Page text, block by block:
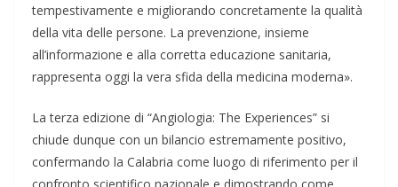
tempestivamente e migliorando concretamente la qualità
della vita delle persone. La prevenzione, insieme
all’informazione e alla corretta educazione sanitaria,
rappresenta oggi la vera sfida della medicina moderna».
La terza edizione di “Angiologia: The Experiences” si
chiude dunque con un bilancio estremamente positivo,
confermando la Calabria come luogo di riferimento per il
confronto scientifico nazionale e dimostrando come